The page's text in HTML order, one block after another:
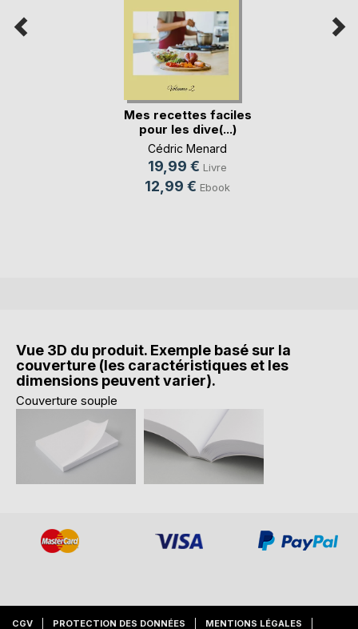
Mes recettes faciles
pour les dive(...)
Cédric Menard
19,99 € Livre
12,99 € Ebook
Vue 3D du produit. Exemple basé sur la
couverture (les caractéristiques et les
dimensions peuvent varier).
Couverture souple
CGV PROTECTION DES DONNÉES MENTIONS LÉGALES